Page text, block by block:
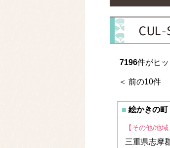
7196件がヒ
＜ 前の10件
絵かきの
【その他/地
三重県志摩